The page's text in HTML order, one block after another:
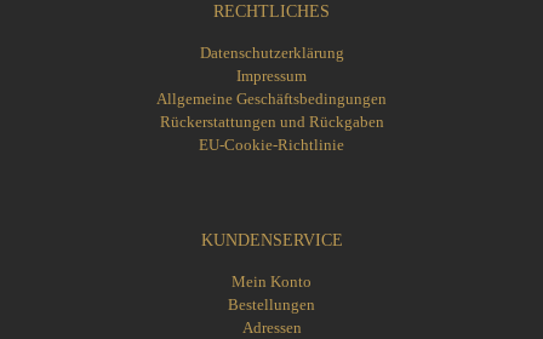
RECHTLICHES
Datenschutzerklärung
Impressum
Allgemeine Geschäftsbedingungen
Rückerstattungen und Rückgaben
EU-Cookie-Richtlinie
KUNDENSERVICE
Mein Konto
Bestellungen
Adressen